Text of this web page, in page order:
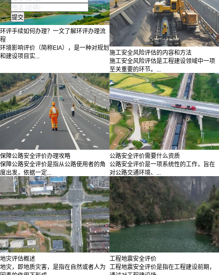
环评手续如何办理？一文了解环评办理流
程
环境影响评价（简称EIA），是一种对规划
和建设项目实...
施工安全风险评估的内容和方法
施工安全风险评估是工程建设领域中一项
至关重要的环节。...
保障公路安全评价办理攻略
保障公路安全评价是指从公路使用者的角
度出发，依据一定...
公路安全评价需要什么资质
公路安全评价是一项系统性的工作，旨在
对公路交通环境、...
地灾评估概述
地灾，即地质灾害，是指在自然或者人为
工程地震安全评价
工程地震安全评价是指在工程建设前期，